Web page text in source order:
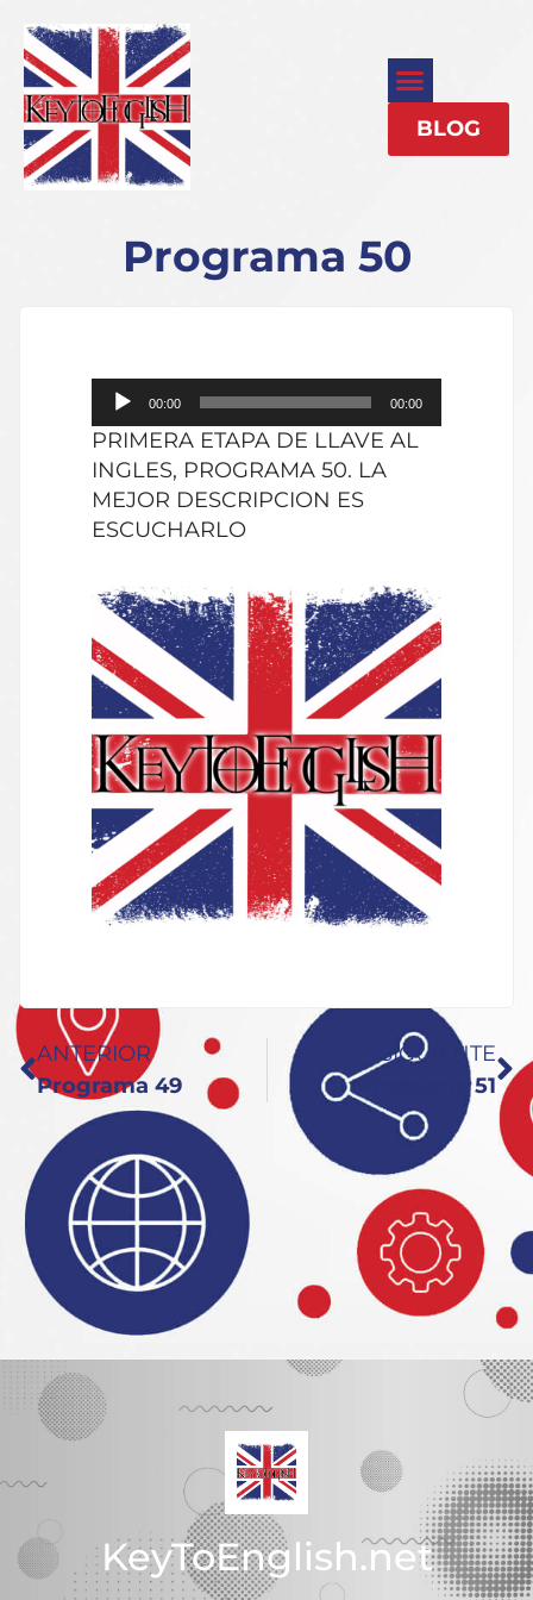
BLOG
Programa 50
Reproductor
de
audio
00:00 00:00
PRIMERA ETAPA DE LLAVE AL
INGLES, PROGRAMA 50. LA
MEJOR DESCRIPCION ES
ESCUCHARLO
ANTERIOR
Programa 49
SIGUIENTE
Programa 51
KeyToEnglish.net